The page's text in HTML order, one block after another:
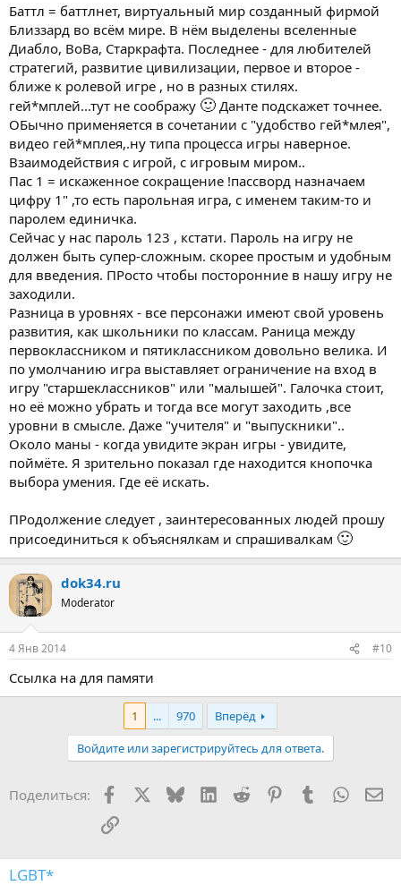
Баттл = баттлнет, виртуальный мир созданный фирмой
Близзард во всём мире. В нём выделены вселенные
Диабло, ВоВа, Старкрафта. Последнее - для любителей
стратегий, развитие цивилизации, первое и второе -
ближе к ролевой игре , но в разных стилях.
гей*мплей...тут не соображу 🙂 Данте подскажет точнее.
ОБычно применяется в сочетании с "удобство гей*млея",
видео гей*мплея,.ну типа процесса игры наверное.
Взаимодействия с игрой, с игровым миром..
Пас 1 = искаженное сокращение !пассворд назначаем
цифру 1" ,то есть парольная игра, с именем таким-то и
паролем единичка.
Сейчас у нас пароль 123 , кстати. Пароль на игру не
должен быть супер-сложным. скорее простым и удобным
для введения. ПРосто чтобы посторонние в нашу игру не
заходили.
Разница в уровнях - все персонажи имеют свой уровень
развития, как школьники по классам. Раница между
первоклассником и пятиклассником довольно велика. И
по умолчанию игра выставляет ограничение на вход в
игру "старшеклассников" или "малышей". Галочка стоит,
но её можно убрать и тогда все могут заходить ,все
уровни в смысле. Даже "учителя" и "выпускники"..
Около маны - когда увидите экран игры - увидите,
поймёте. Я зрительно показал где находится кнопочка
выбора умения. Где её искать.
ПРодолжение следует , заинтересованных людей прошу
присоединиться к объяснялкам и спрашивалкам 🙂
dok34.ru
Moderator
4 Янв 2014 #10
Ссылка на для памяти
1 ... 970
Вперёд
Войдите или зарегистрируйтесь для ответа.
Поделиться: Facebook BlueskyLinkedIn
Reddit PinterestTumblr
Ссылка
LGBT*